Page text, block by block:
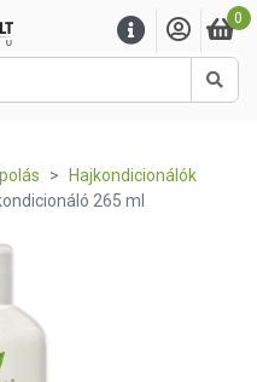
0
Hajkondicionálók
265 ml